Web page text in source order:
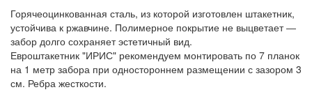
Горячеоцинкованная сталь, из которой изготовлен штакетник,
устойчива к ржавчине. Полимерное покрытие не выцветает ―
забор долго сохраняет эстетичный вид.
Евроштакетник "ИРИС" рекомендуем монтировать по 7 планок
на 1 метр забора при одностороннем размещении с зазором 3
см. Ребра жесткости.